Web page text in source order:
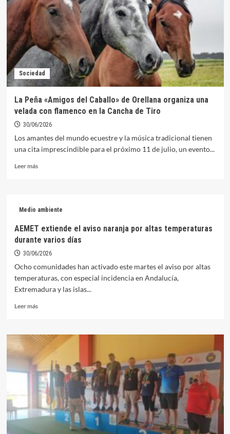
30
de
Sociedad
La Peña «Amigos del Caballo» de Orellana organiza una
velada con flamenco en la Cancha de Tiro
30/06/2026
Los amantes del mundo ecuestre y la música tradicional tienen
una cita imprescindible para el próximo 11 de julio, un evento...
Leer másLeer
«Amigos
Caballo»
de
Orellana
una
velada
con
en
de
Tiro
Medio ambiente
AEMET extiende el aviso naranja por altas temperaturas
durante varios días
30/06/2026
Ocho comunidades han activado este martes el aviso por altas
temperaturas, con especial incidencia en Andalucía,
Extremadura y las islas...
Leer másLeer
AEMET
extiende
aviso
naranja
por
altas
temperaturas
durante